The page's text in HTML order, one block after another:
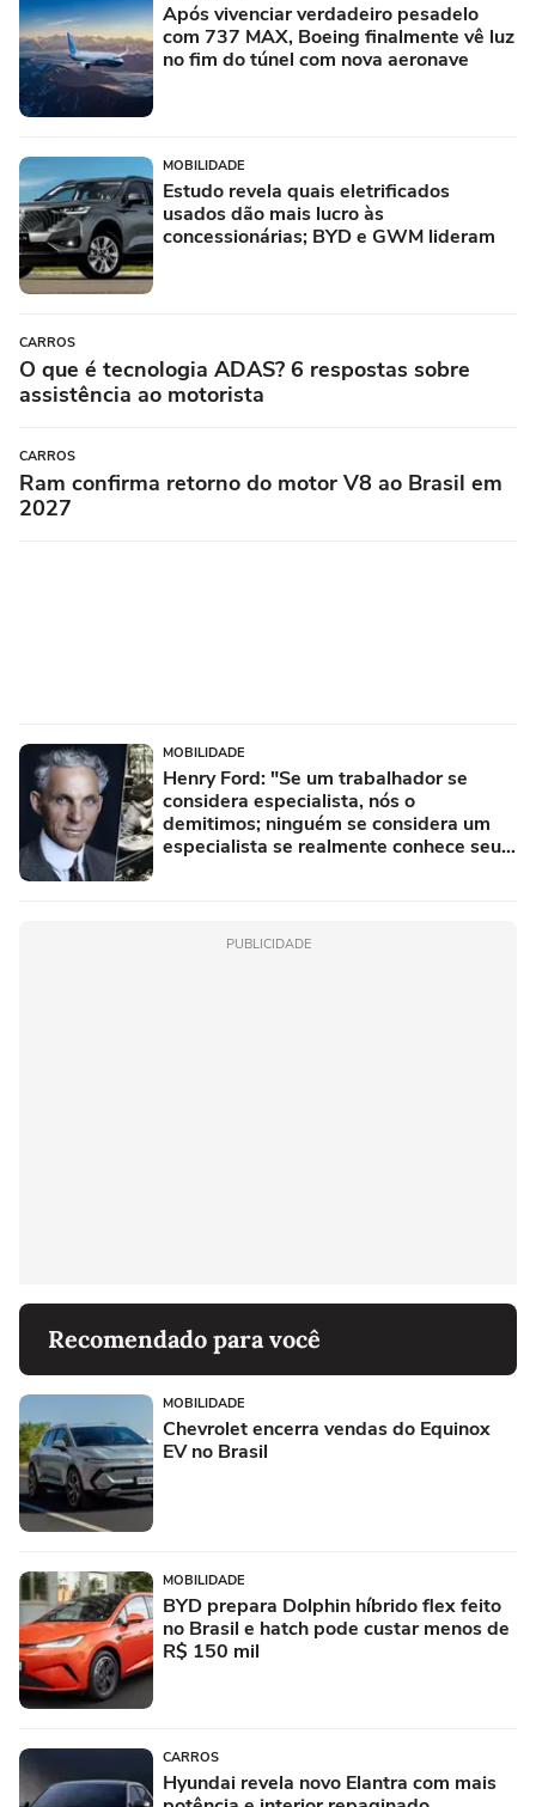
Após vivenciar verdadeiro pesadelo
com 737 MAX, Boeing finalmente vê luz
no fim do túnel com nova aeronave
MOBILIDADE
Estudo revela quais eletrificados
usados dão mais lucro às
concessionárias; BYD e GWM lideram
CARROS
O que é tecnologia ADAS? 6 respostas sobre
assistência ao motorista
CARROS
Ram confirma retorno do motor V8 ao Brasil em
2027
MOBILIDADE
Henry Ford: "Se um trabalhador se
considera especialista, nós o
demitimos; ninguém se considera um
especialista se realmente conhece seu
PUBLICIDADE
Recomendado para você
MOBILIDADE
Chevrolet encerra vendas do Equinox
EV no Brasil
MOBILIDADE
BYD prepara Dolphin híbrido flex feito
no Brasil e hatch pode custar menos de
R$ 150 mil
CARROS
Hyundai revela novo Elantra com mais